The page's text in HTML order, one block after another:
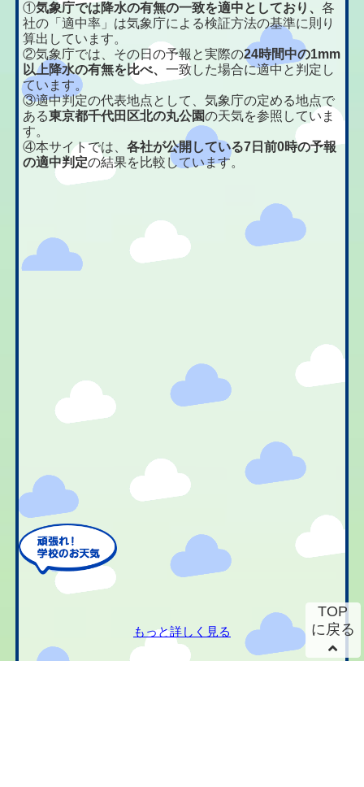
①気象庁では降水の有無の一致を適中としており、各
社の「適中率」は気象庁による検証方法の基準に則り
算出しています。
②気象庁では、その日の予報と実際の24時間中の1mm
以上降水の有無を比べ、一致した場合に適中と判定し
ています。
③適中判定の代表地点として、気象庁の定める地点で
ある東京都千代田区北の丸公園の天気を参照していま
す。
④本サイトでは、各社が公開している7日前0時の予報
の適中判定の結果を比較しています。
もっと詳しく見る
TOP
に戻る